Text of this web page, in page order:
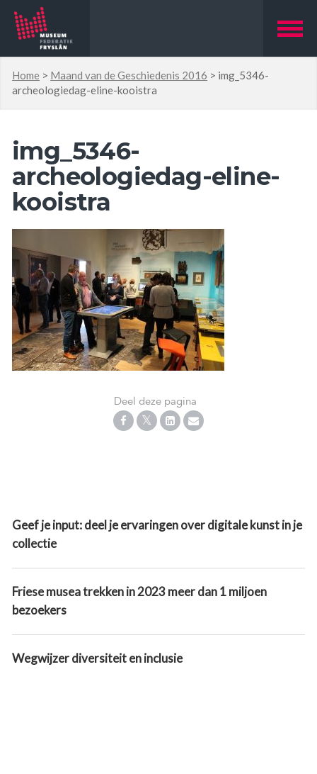
Home > Maand van de Geschiedenis 2016 > img_5346-
archeologiedag-eline-kooistra
img_5346-
archeologiedag-eline-
kooistra
Deel deze pagina
Geef je input: deel je ervaringen over digitale kunst in je
collectie
Friese musea trekken in 2023 meer dan 1 miljoen
bezoekers
Wegwijzer diversiteit en inclusie